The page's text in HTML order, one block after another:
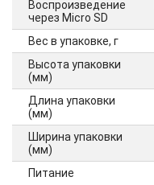
Воспроизведение
через Micro SD
Вес в упаковке, г
Высота упаковки
(мм)
Длина упаковки
(мм)
Ширина упаковки
(мм)
Питание